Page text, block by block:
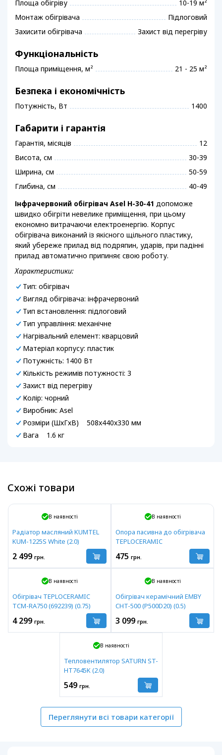
Площа обігріву
10-19 м²
Монтаж обігрівача
Підлоговий
Захисити обігрівача
Захист від перегріву
Функціональність
Площа приміщення, м² 21 - 25 м²
Безпека і економічність
Потужність, Вт 1400
Габарити і гарантія
Гарантія, місяців
12
Висота, см
30-39
Ширина, см
50-59
Глибина, см
40-49
Інфрачервоний обігрівач Asel H-30-41 допоможе
швидко обігріти невелике приміщення, при цьому
економно витрачаючи електроенергію. Корпус
обігрівача виконаний із якісного щільного пластику,
який убереже прилад від подряпин, ударів, при падінні
прилад автоматично припиняє свою роботу.
Характеристики:
Тип: обігрівач
Вигляд обігрівача: інфрачервоний
Тип встановлення: підлоговий
Тип управління: механічне
Нагрівальний елемент: кварцовий
Матеріал корпусу: пластик
Потужність: 1400 Вт
Кількість режимів потужності: 3
Захист від перегріву
Колір: чорний
Виробник: Asel
Розміри (ШхГхВ) 508x440x330 мм
Вага 1.6 кг
Схожі товари
В наявності
Радіатор масляний KUMTEL
KUM-1225S White (2.0)
2 499 грн.
В наявності
Опора пасивна до обігрівача
TEPLOCERAMIC
475 грн.
В наявності
Обігрівач TEPLOCERAMIC
TCM-RA750 (692239) (0.75)
4 299 грн.
В наявності
Обігрівач керамічний EMBY
CHT-500 (P500D20) (0.5)
3 099 грн.
В наявності
Тепловентилятор SATURN ST-
HT7645K (2.0)
549 грн.
Переглянути всі товари категорії